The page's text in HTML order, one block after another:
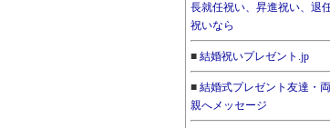
長就任祝い、昇進祝い、退
祝いなら
■結婚祝いプレゼント.jp
■結婚式プレゼント友達・両
親へメッセージ